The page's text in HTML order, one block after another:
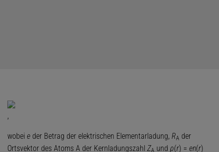
,
wobei e der Betrag der elektrischen Elementarladung, RA der
Ortsvektor des Atoms A der Kernladungszahl ZA und ρ(r) = en(r)